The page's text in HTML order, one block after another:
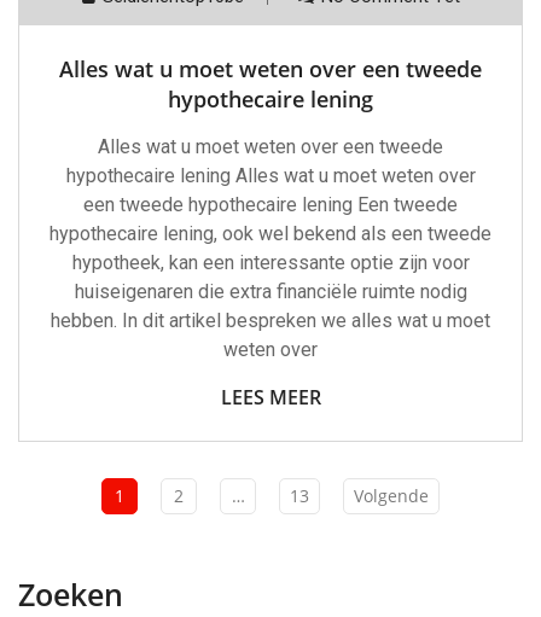
Alles wat u moet weten over een tweede
hypothecaire lening
Alles wat u moet weten over een tweede
hypothecaire lening Alles wat u moet weten over
een tweede hypothecaire lening Een tweede
hypothecaire lening, ook wel bekend als een tweede
hypotheek, kan een interessante optie zijn voor
huiseigenaren die extra financiële ruimte nodig
hebben. In dit artikel bespreken we alles wat u moet
weten over
LEES MEER
1 2 … 13 Volgende
Zoeken